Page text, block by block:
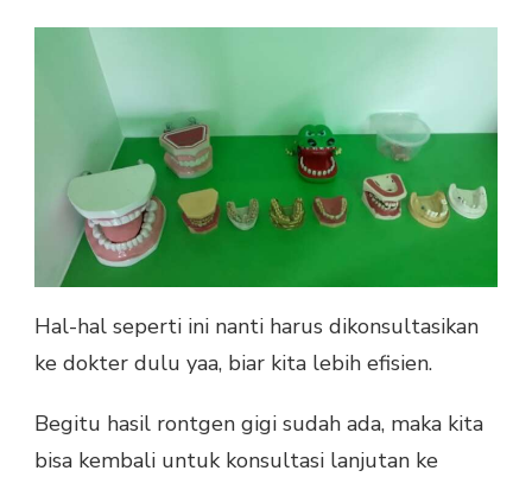
Hal-hal seperti ini nanti harus dikonsultasikan
ke dokter dulu yaa, biar kita lebih efisien.
Begitu hasil rontgen gigi sudah ada, maka kita
bisa kembali untuk konsultasi lanjutan ke